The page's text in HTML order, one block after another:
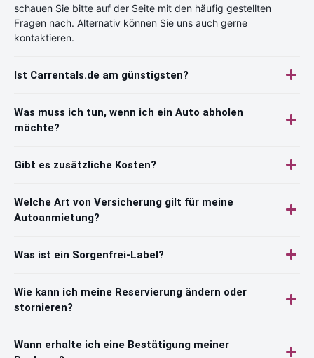
schauen Sie bitte auf der Seite mit den häufig gestellten
Fragen nach. Alternativ können Sie uns auch gerne
kontaktieren.
Ist Carrentals.de am günstigsten?
Was muss ich tun, wenn ich ein Auto abholen
möchte?
Gibt es zusätzliche Kosten?
Welche Art von Versicherung gilt für meine
Autoanmietung?
Was ist ein Sorgenfrei-Label?
Wie kann ich meine Reservierung ändern oder
stornieren?
Wann erhalte ich eine Bestätigung meiner